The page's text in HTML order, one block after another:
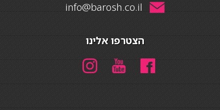
info@barosh.co.il
הצטרפו אלינו